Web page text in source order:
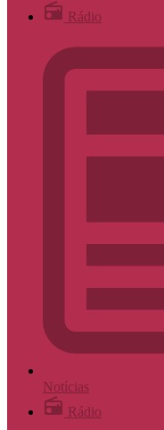
Rádio
Notícias
Rádio